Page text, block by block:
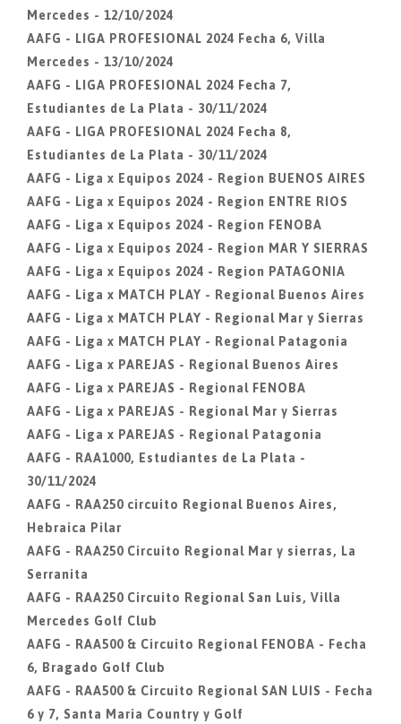
Mercedes - 12/10/2024
AAFG - LIGA PROFESIONAL 2024 Fecha 6, Villa
Mercedes - 13/10/2024
AAFG - LIGA PROFESIONAL 2024 Fecha 7,
Estudiantes de La Plata - 30/11/2024
AAFG - LIGA PROFESIONAL 2024 Fecha 8,
Estudiantes de La Plata - 30/11/2024
AAFG - Liga x Equipos 2024 - Region BUENOS AIRES
AAFG - Liga x Equipos 2024 - Region ENTRE RIOS
AAFG - Liga x Equipos 2024 - Region FENOBA
AAFG - Liga x Equipos 2024 - Region MAR Y SIERRAS
AAFG - Liga x Equipos 2024 - Region PATAGONIA
AAFG - Liga x MATCH PLAY - Regional Buenos Aires
AAFG - Liga x MATCH PLAY - Regional Mar y Sierras
AAFG - Liga x MATCH PLAY - Regional Patagonia
AAFG - Liga x PAREJAS - Regional Buenos Aires
AAFG - Liga x PAREJAS - Regional FENOBA
AAFG - Liga x PAREJAS - Regional Mar y Sierras
AAFG - Liga x PAREJAS - Regional Patagonia
AAFG - RAA1000, Estudiantes de La Plata -
30/11/2024
AAFG - RAA250 circuito Regional Buenos Aires,
Hebraica Pilar
AAFG - RAA250 Circuito Regional Mar y sierras, La
Serranita
AAFG - RAA250 Circuito Regional San Luis, Villa
Mercedes Golf Club
AAFG - RAA500 & Circuito Regional FENOBA - Fecha
6, Bragado Golf Club
AAFG - RAA500 & Circuito Regional SAN LUIS - Fecha
6 y 7, Santa Maria Country y Golf